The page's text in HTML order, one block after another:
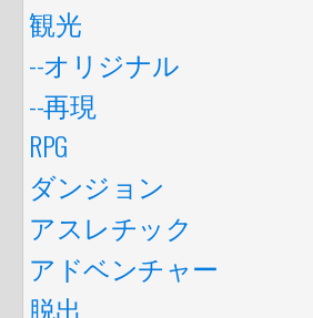
観光
--オリジナル
--再現
RPG
ダンジョン
アスレチック
アドベンチャー
脱出